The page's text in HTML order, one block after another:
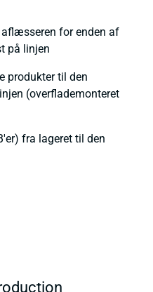
for enden af
på linjen
produkter til den
(overflademonteret
fra lageret til den